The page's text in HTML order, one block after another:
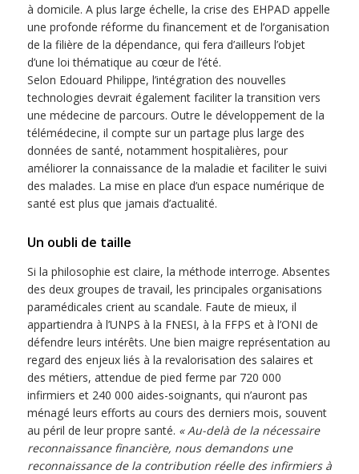
à domicile. A plus large échelle, la crise des EHPAD appelle
une profonde réforme du financement et de l’organisation
de la filière de la dépendance, qui fera d’ailleurs l’objet
d’une loi thématique au cœur de l’été.
Selon Edouard Philippe, l’intégration des nouvelles
technologies devrait également faciliter la transition vers
une médecine de parcours. Outre le développement de la
télémédecine, il compte sur un partage plus large des
données de santé, notamment hospitalières, pour
améliorer la connaissance de la maladie et faciliter le suivi
des malades. La mise en place d’un espace numérique de
santé est plus que jamais d’actualité.
Un oubli de taille
Si la philosophie est claire, la méthode interroge. Absentes
des deux groupes de travail, les principales organisations
paramédicales crient au scandale. Faute de mieux, il
appartiendra à l’UNPS à la FNESI, à la FFPS et à l’ONI de
défendre leurs intérêts. Une bien maigre représentation au
regard des enjeux liés à la revalorisation des salaires et
des métiers, attendue de pied ferme par 720 000
infirmiers et 240 000 aides-soignants, qui n’auront pas
ménagé leurs efforts au cours des derniers mois, souvent
au péril de leur propre santé. « Au-delà de la nécessaire
reconnaissance financière, nous demandons une
reconnaissance de la contribution réelle des infirmiers à